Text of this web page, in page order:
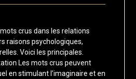
24
février
crus dans les relations
raisons psychologiques,
Voici les principales.
Les mots crus peuvent
en stimulant l’imaginaire et en